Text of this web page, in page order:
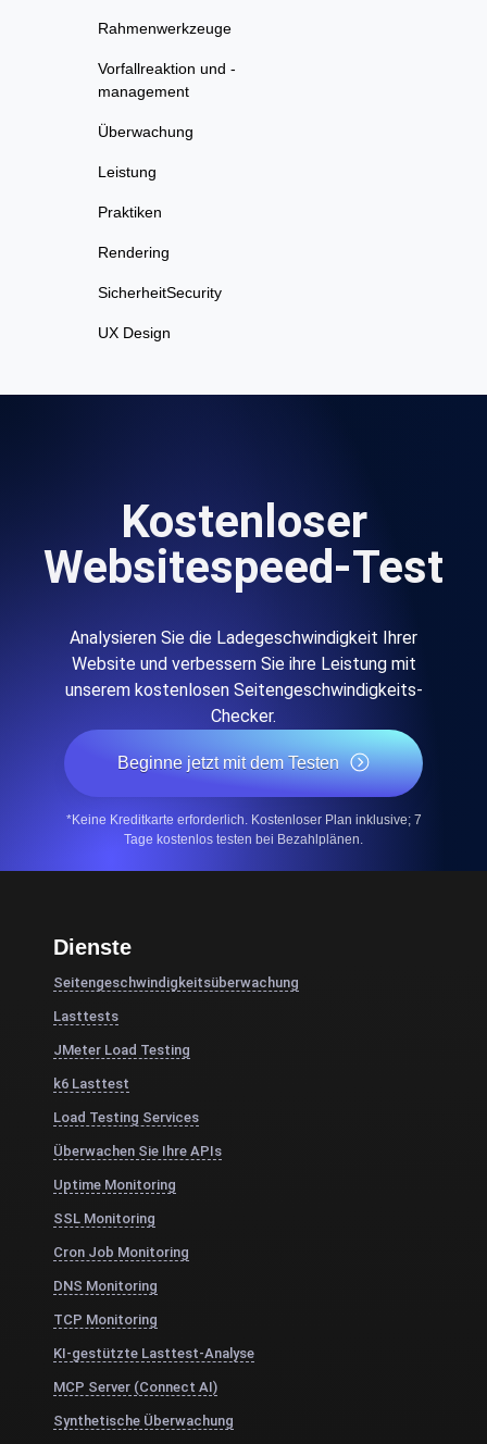
Rahmenwerkzeuge
Vorfallreaktion und -
management
Überwachung
Leistung
Praktiken
Rendering
SicherheitSecurity
UX Design
Kostenloser
Websitespeed-Test
Analysieren Sie die Ladegeschwindigkeit Ihrer
Website und verbessern Sie ihre Leistung mit
unserem kostenlosen Seitengeschwindigkeits-
Checker.
Beginne jetzt mit dem Testen
*Keine Kreditkarte erforderlich. Kostenloser Plan inklusive; 7
Tage kostenlos testen bei Bezahlplänen.
Dienste
Seitengeschwindigkeitsüberwachung
Lasttests
JMeter Load Testing
k6 Lasttest
Load Testing Services
Überwachen Sie Ihre APIs
Uptime Monitoring
SSL Monitoring
Cron Job Monitoring
DNS Monitoring
TCP Monitoring
KI-gestützte Lasttest-Analyse
MCP Server (Connect AI)
Synthetische Überwachung